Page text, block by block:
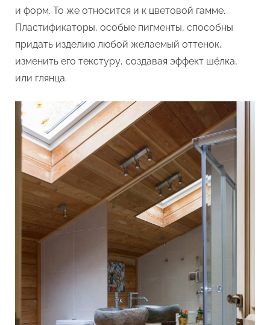
и форм. То же относится и к цветовой гамме.
Пластификаторы, особые пигменты, способны
придать изделию любой желаемый оттенок,
изменить его текстуру, создавая эффект шёлка,
или глянца.